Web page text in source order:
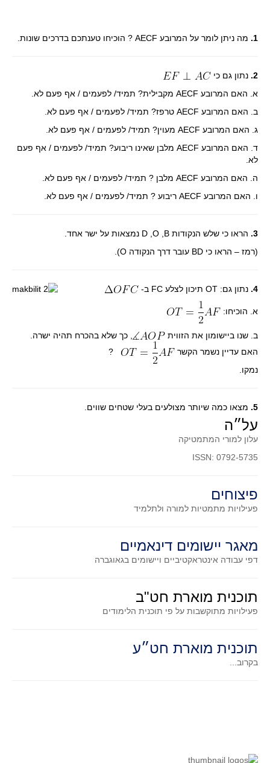
פונקצית הערך המוחלט
פונקצית השורש
פונקציה רציונאלית
פונקציה מעריכית ולוגריתמית
בעיות קיצון
קעירות ונקודות פיתול
במבט נוסף
המלצות השבוע
מתנות קטנות
משפט פיתגורס
שטחים פיצוחים
מרובעים
משולשים
דמיון
המעגל פיצוחים
גאומטריה אנליטית
יצירה
כתב עת על"ה - עלון למורי המתמטיקה
תחרות קנגורו ישראל - תש"ף
בואו נשחק מתמטיקה תש"ף
בואו נשחק מתמטיקה תשע"ה
1. מה ניתן לומר על המרובע AECF ? הוכיחו טענתכם בדרכים שונות.
2. נתון גם כי
א. האם המרובע AECF מקבילית? תמיד/ לפעמים / אף פעם לא.
ב. האם המרובע AECF טרפז? תמיד/ לפעמים / אף פעם לא.
ג. האם המרובע AECF מעוין? תמיד/ לפעמים / אף פעם לא.
ד. האם המרובע AECF מלבן שאינו ריבוע? תמיד/ לפעמים / אף פעם
לא.
ה. האם המרובע AECF מלבן ? תמיד/ לפעמים / אף פעם לא.
ו. האם המרובע AECF ריבוע ? תמיד/ לפעמים / אף פעם לא.
3. הראו כי שלש הנקודות B
O
D נמצאות על ישר אחד.
(רמז – הראו כי BD עובר דרך הנקודה O
).
4. נתון גם: OT תיכון לצלע FC ב-
א. הוכיחו:
ב. שנו ביישומון את הזווית
, כך שלא בהכרח תהיה ישרה.
האם עדיין נשמר הקשר
?
נמקו.
5. מצאו כמה שיותר מצולעים בעלי שטחים שווים.
על״ה
עלון למורי המתמטיקה
ISSN: 0792-5735
פיצוחים
פעילויות מתמטיות למורה ולתלמיד
מאגר יישומים דינאמיים
דפי עבודה אינטראקטיביים ויישומים בגאוגברה
תוכנית מוארת חט"ב
פעילויות מתוקשבות על פי תוכנית הלימודים
תוכנית מוארת חט״ע
בקרוב...